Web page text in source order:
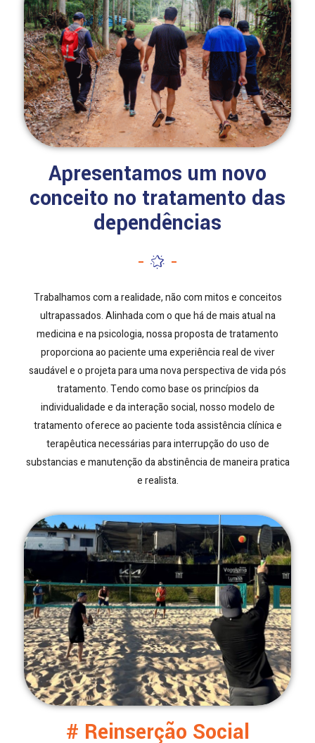
Apresentamos um novo
conceito no tratamento das
dependências
Trabalhamos com a realidade, não com mitos e conceitos
ultrapassados. Alinhada com o que há de mais atual na
medicina e na psicologia, nossa proposta de tratamento
proporciona ao paciente uma experiência real de viver
saudável e o projeta para uma nova perspectiva de vida pós
tratamento. Tendo como base os princípios da
individualidade e da interação social, nosso modelo de
tratamento oferece ao paciente toda assistência clínica e
terapêutica necessárias para interrupção do uso de
substancias e manutenção da abstinência de maneira pratica
e realista.
# Reinserção Social